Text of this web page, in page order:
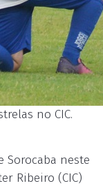
no CIC.
Sorocaba neste
Ribeiro (CIC)